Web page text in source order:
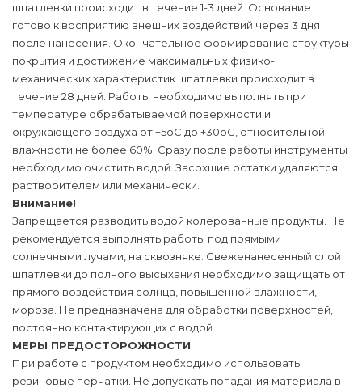
шпатлевки происходит в течение 1-3 дней. Основание
готово к восприятию внешних воздействий через 3 дня
после нанесения. Окончательное формирование структуры
покрытия и достижение максимальных физико-
механических характеристик шпатлевки происходит в
течение 28 дней. Работы необходимо выполнять при
температуре обрабатываемой поверхности и
окружающего воздуха от +5оС до +30оС, относительной
влажности не более 60%. Сразу после работы инструменты
необходимо очистить водой. Засохшие остатки удаляются
растворителем или механически.
Внимание!
Запрещается разводить водой колерованные продукты. Не
рекомендуется выполнять работы под прямыми
солнечными лучами, на сквозняке. Свеженанесенный слой
шпатлевки до полного высыхания необходимо защищать от
прямого воздействия солнца, повышенной влажности,
мороза. Не предназначена для обработки поверхностей,
постоянно контактирующих с водой.
МЕРЫ ПРЕДОСТОРОЖНОСТИ
При работе с продуктом необходимо использовать
резиновые перчатки. Не допускать попадания материала в